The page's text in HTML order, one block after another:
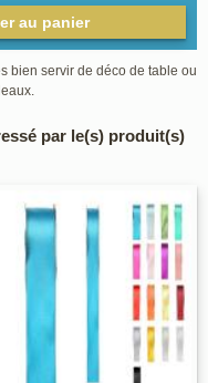
au panier
bien servir de déco de table ou
par le(s) produit(s)